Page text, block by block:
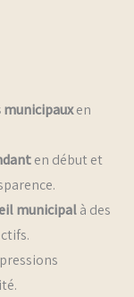
en
en début et
municipalà des